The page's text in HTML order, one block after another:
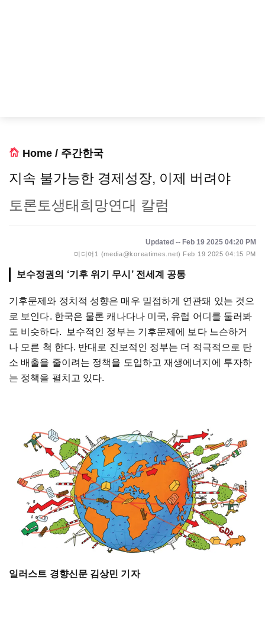
Home / 주간한국
지속 불가능한 경제성장, 이제 버려야
토론토생태희망연대 칼럼
Updated -- Feb 19 2025 04:20 PM
미디어1 (media@koreatimes.net) Feb 19 2025 04:15 PM
보수정권의 ‘기후 위기 무시’ 전세계 공통
기후문제와 정치적 성향은 매우 밀접하게 연관돼 있는 것으
로 보인다. 한국은 물론 캐나다나 미국, 유럽 어디를 둘러봐
도 비슷하다. 보수적인 정부는 기후문제에 보다 느슨하거
나 모른 척 한다. 반대로 진보적인 정부는 더 적극적으로 탄
소 배출을 줄이려는 정책을 도입하고 재생에너지에 투자하
는 정책을 펼치고 있다.
일러스트 경향신문 김상민 기자